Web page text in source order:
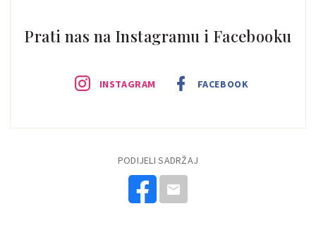
Prati nas na Instagramu i Facebooku
INSTAGRAM FACEBOOK
PODIJELI SADRŽAJ